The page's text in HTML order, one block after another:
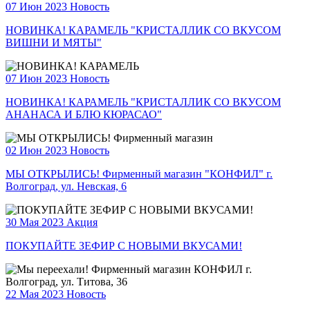
07 Июн 2023 Новость
НОВИНКА! КАРАМЕЛЬ "КРИСТАЛЛИК СО ВКУСОМ
ВИШНИ И МЯТЫ"
07 Июн 2023 Новость
НОВИНКА! КАРАМЕЛЬ "КРИСТАЛЛИК СО ВКУСОМ
АНАНАСА И БЛЮ КЮРАСАО"
02 Июн 2023 Новость
МЫ ОТКРЫЛИСЬ! Фирменный магазин "КОНФИЛ" г.
Волгоград, ул. Невская, 6
30 Мая 2023 Акция
ПОКУПАЙТЕ ЗЕФИР С НОВЫМИ ВКУСАМИ!
22 Мая 2023 Новость